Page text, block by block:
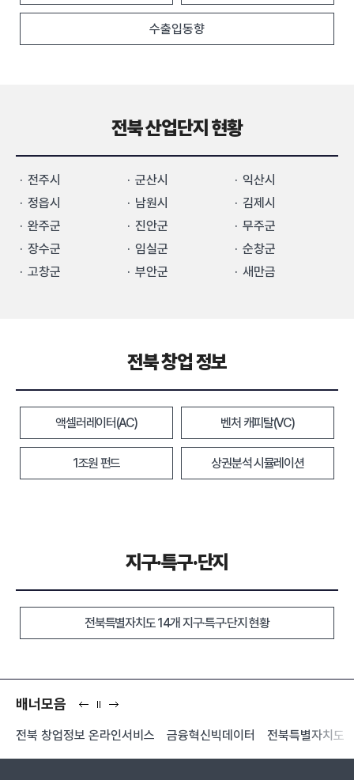
수출입동향
전북 산업단지 현황
전주시 군산시
익산시
정읍시
남원시
김제시
완주군
진안군
무주군
장수군
임실군
순창군
고창군
부안군 새만금
전북 창업 정보
액셀러레이터(AC) 벤처 캐피탈(VC)
1조원 펀드 상권분석 시뮬레이션
지구·특구·단지
전북특별자치도 14개 지구·특구·단지 현황
배너모음
전 시
정
음
전북 창업정보 온라인서비스 금융혁신빅데이터 전북특별자치도